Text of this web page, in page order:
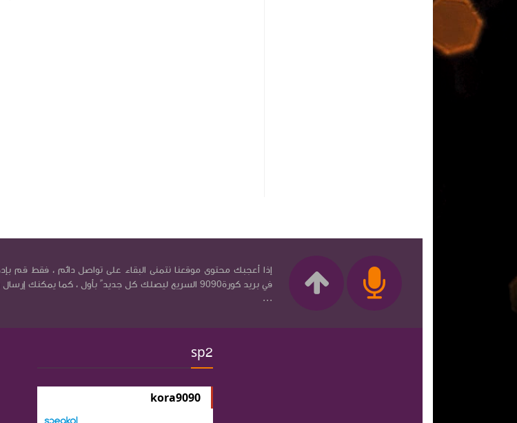
إذا أعجبك محتوى موقعنا نتمنى البقاء على تواصل دائم ، فقط قم
في بريد كورة9090 السريع ليصلك كل جديد ً بأول ، كما يمكنك
...
sp2
kora9090